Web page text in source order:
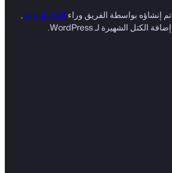
تم إنشاؤه بواسطة الفريق وراء الكتل النهائية,
إضافة الكتل الشهيرة لـ WordPress.